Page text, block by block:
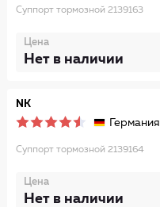
Суппорт тормозной 2139163
Цена
Нет в наличии
NK
Германия
Суппорт тормозной 2139164
Цена
Нет в наличии